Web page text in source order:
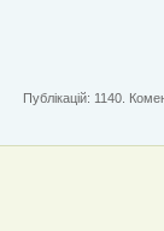
Публікацій: 1140.